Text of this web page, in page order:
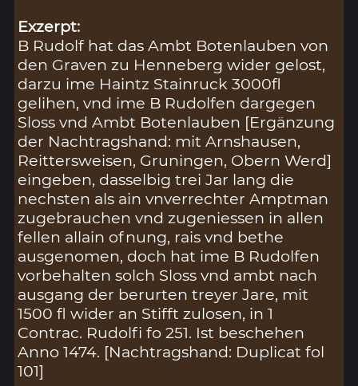
Exzerpt:
B Rudolf hat das Ambt Botenlauben von
den Graven zu Henneberg wider gelost,
darzu ime Haintz Stainruck 3000fl
gelihen, vnd ime B Rudolfen dargegen
Sloss vnd Ambt Botenlauben [Ergänzung
der Nachtragshand: mit Arnshausen,
Reittersweisen, Gruningen, Obern Werd]
eingeben, dasselbig trei Jar lang die
nechsten als ain vnverrechter Amptman
zugebrauchen vnd zugeniessen in allen
fellen allain ofnung, rais vnd bethe
ausgenomen, doch hat ime B Rudolfen
vorbehalten solch Sloss vnd ambt nach
ausgang der berurten treyer Jare, mit
1500 fl wider an Stifft zulosen, in 1
Contrac. Rudolfi fo 251. Ist beschehen
Anno 1474. [Nachtragshand: Duplicat fol
101]